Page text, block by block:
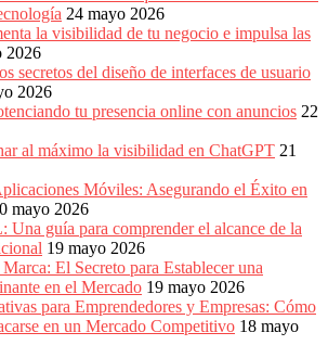
24 mayo 2026
la visibilidad de tu negocio e impulsa las
2026
secretos del diseño de interfaces de usuario
2026
tu presencia online con anuncios 22
al máximo la visibilidad en ChatGPT 21
Móviles: Asegurando el Éxito en
mayo 2026
Una guía para comprender el alcance de la
19 mayo 2026
El Secreto para Establecer una
en el Mercado 19 mayo 2026
para Emprendedores y Empresas: Cómo
en un Mercado Competitivo 18 mayo